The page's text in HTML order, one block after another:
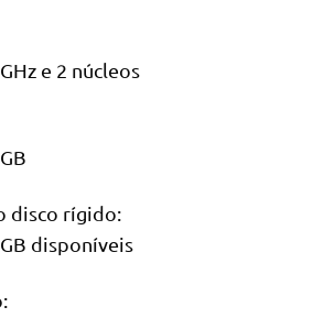
e 2 núcleos
disco rígido:
disponíveis